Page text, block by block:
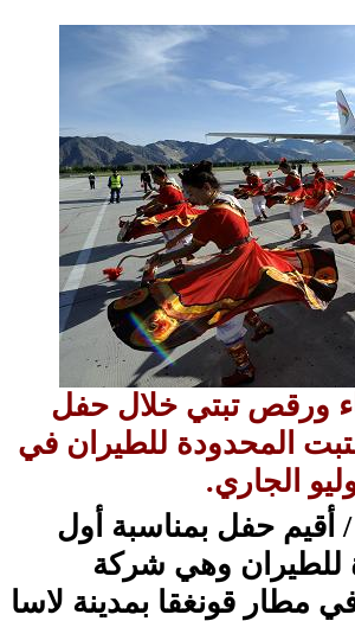
ورقص تبتي خلال حفل
المحدودة للطيران في
الصين / أقيم حفل بمناسبة أول
للطيران وهي شركة
مطار قونغقا بمدينة لاسا